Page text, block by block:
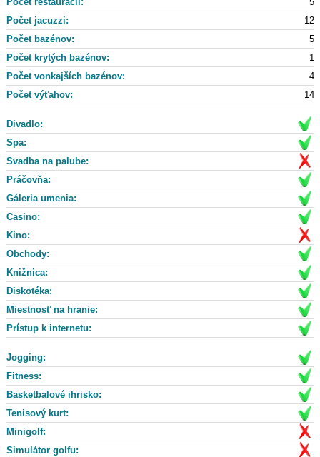
Počet jacuzzi:
12
Počet bazénov:
5
Počet krytých bazénov:
1
Počet vonkajších bazénov:
4
Počet výťahov:
14
Divadlo:
Spa:
Svadba na palube:
Práčovňa:
Gáleria umenia:
Casino:
Kino:
Obchody:
Knižnica:
Diskotéka:
Miestnosť na hranie:
Prístup k internetu:
Jogging:
Fitness:
Basketbalové ihrisko:
Tenisový kurt:
Minigolf:
Simulátor golfu: